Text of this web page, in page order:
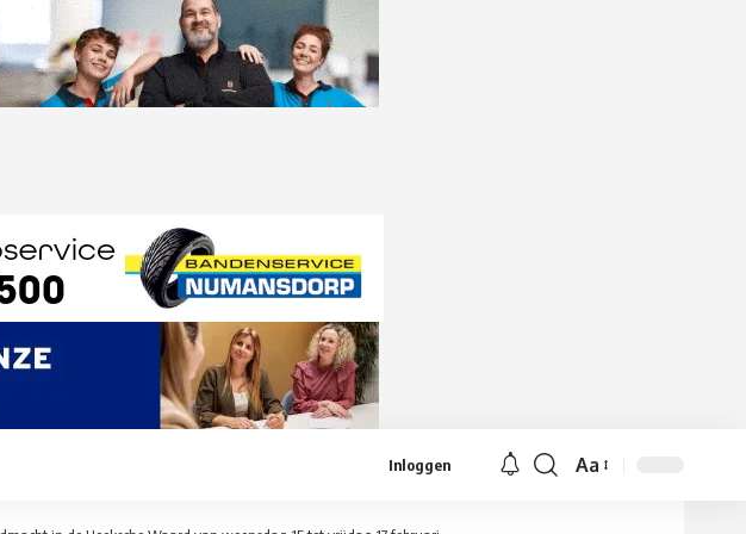
Inloggen
Lettergrootte
Aa